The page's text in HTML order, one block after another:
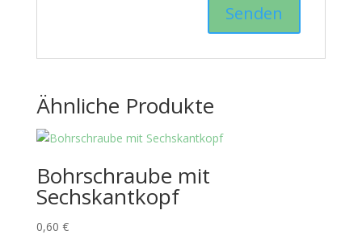
Ähnliche Produkte
Bohrschraube mit
Sechskantkopf
0,60 €